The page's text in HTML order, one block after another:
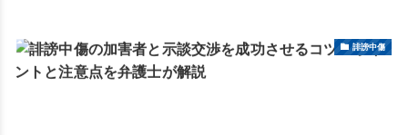
誹謗中傷